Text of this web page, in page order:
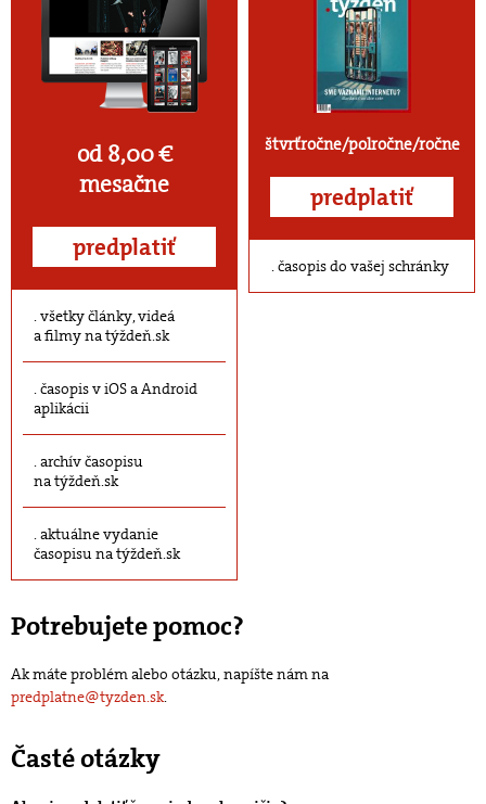
od 8,00 €
mesačne
predplatiť
všetky články, videá
a filmy na týždeň.sk
časopis v iOS a Android
aplikácii
archív časopisu
na týždeň.sk
aktuálne vydanie
časopisu na týždeň.sk
štvrťročne/polročne/ročne
predplatiť
časopis do vašej schránky
Potrebujete pomoc?
Ak máte problém alebo otázku, napíšte nám na
predplatne@tyzden.sk.
Časté otázky